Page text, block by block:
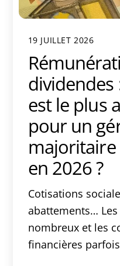
19 JUILLET 2026
dividendes
est le plus
pour un
majoritaire
en 2026 ?
Cotisations
abattements…
nombreux et les
financières